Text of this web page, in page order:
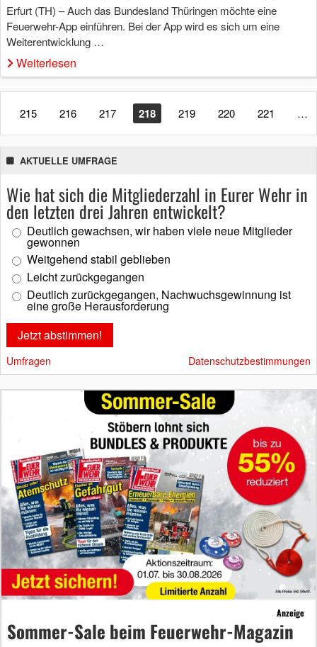
Erfurt (TH) – Auch das Bundesland Thüringen möchte eine
Feuerwehr-App einführen. Bei der App wird es sich um eine
Weiterentwicklung …
Weiterlesen
215 216 217 218 219 220 221 …
AKTUELLE UMFRAGE
Wie hat sich die Mitgliederzahl in Eurer Wehr in
den letzten drei Jahren entwickelt?
Deutlich gewachsen, wir haben viele neue Mitglieder
gewonnen
Weitgehend stabil geblieben
Leicht zurückgegangen
Deutlich zurückgegangen, Nachwuchsgewinnung ist
eine große Herausforderung
Umfragen Datenschutzbestimmungen
Anzeige
Sommer-Sale beim Feuerwehr-Magazin